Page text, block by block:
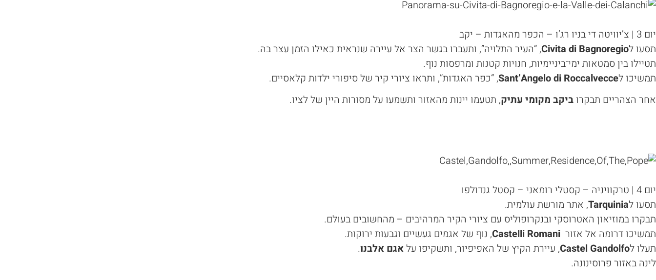
יום 3 | צ’יוויטה די בניו רג’ו – הכפר מהאגדות – יקב
תסעו לCivita di Bagnoregio, “העיר התלויה”, ותעברו בגשר הצר אל עיירה שנראית כאילו הזמן עצר בה.
תטיילו בין סמטאות ימי־ביניימיות, חנויות קטנות ומרפסות נוף.
תמשיכו לSant’Angelo di Roccalvecce, “כפר האגדות”, ותראו ציורי קיר של סיפורי ילדות קלאסיים.
אחר הצהריים תבקרו ביקב מקומי עתיק, תטעמו יינות מהאזור ותשמעו על מסורות היין של לציו.
יום 4 | טרקוויניה – קסטלי רומאני – קסטל גנדולפו
תסעו לTarquinia, אתר מורשת עולמית.
תבקרו במוזיאון האטרוסקי ובנקרופוליס עם ציורי הקיר המרהיבים – מהחשובים בעולם.
תמשיכו דרומה אל אזור Castelli Romani, נוף של אגמים געשיים וגבעות ירוקות.
תעלו לCastel Gandolfo, עיירת הקיץ של האפיפיור, ותשקיפו עלאגם אלבנו.
לינה באזור פרוסינונה.